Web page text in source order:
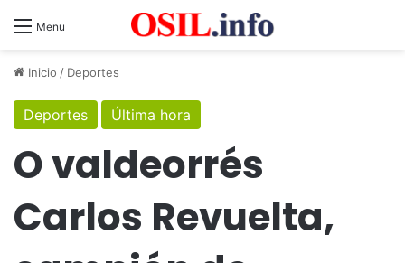
Menu
Inicio / Deportes
Deportes Última hora
O valdeorrés
Carlos Revuelta,